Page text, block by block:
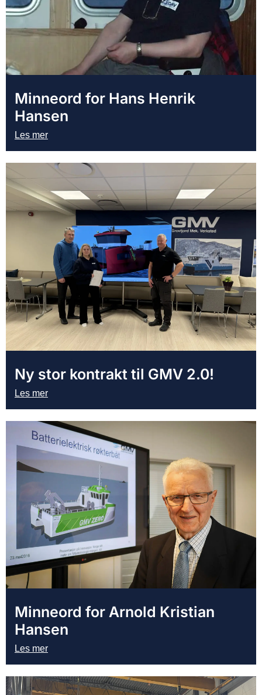
Minneord for Hans Henrik
Hansen
Les mer
Ny stor kontrakt til GMV 2.0!
Les mer
Minneord for Arnold Kristian
Hansen
Les mer